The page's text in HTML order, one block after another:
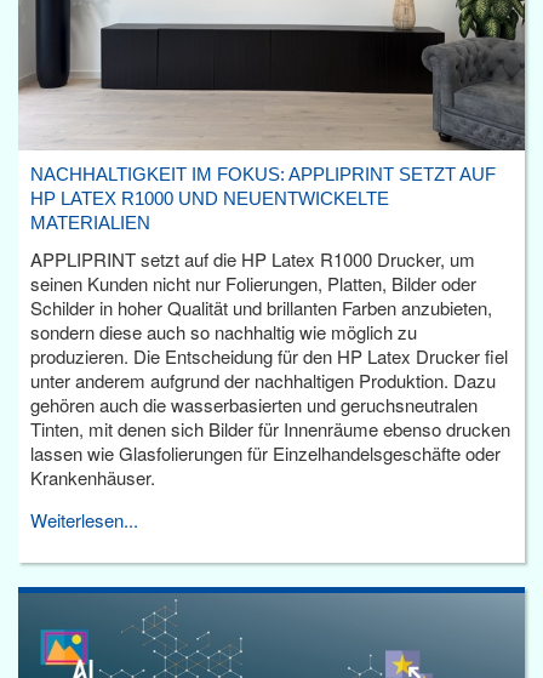
NACHHALTIGKEIT IM FOKUS: APPLIPRINT SETZT AUF
HP LATEX R1000 UND NEUENTWICKELTE
MATERIALIEN
APPLIPRINT setzt auf die HP Latex R1000 Drucker, um
seinen Kunden nicht nur Folierungen, Platten, Bilder oder
Schilder in hoher Qualität und brillanten Farben anzubieten,
sondern diese auch so nachhaltig wie möglich zu
produzieren. Die Entscheidung für den HP Latex Drucker fiel
unter anderem aufgrund der nachhaltigen Produktion. Dazu
gehören auch die wasserbasierten und geruchsneutralen
Tinten, mit denen sich Bilder für Innenräume ebenso drucken
lassen wie Glasfolierungen für Einzelhandelsgeschäfte oder
Krankenhäuser.
Weiterlesen...